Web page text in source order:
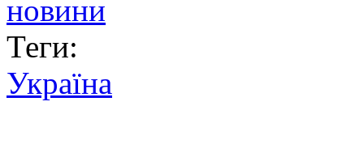
Теги:
Україна